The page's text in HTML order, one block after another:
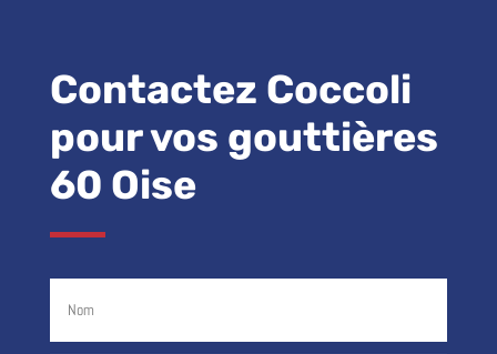
Contactez Coccoli
pour vos gouttières
60 Oise